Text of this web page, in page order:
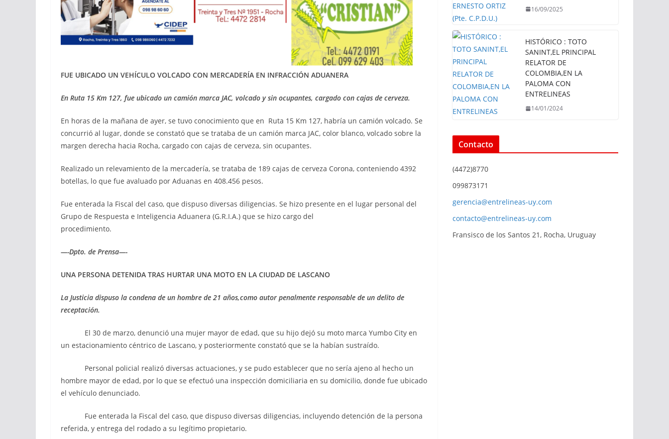
FUE UBICADO UN VEHÍCULO VOLCADO CON MERCADERÍA EN INFRACCIÓN ADUANERA
En Ruta 15 Km 127, fue ubicado un camión marca JAC, volcado y sin ocupantes, cargado con cajas de cerveza.
En horas de la mañana de ayer, se tuvo conocimiento que en Ruta 15 Km 127, habría un camión volcado. Se
concurrió al lugar, donde se constató que se trataba de un camión marca JAC, color blanco, volcado sobre la
margen derecha hacia Rocha, cargado con cajas de cerveza, sin ocupantes.
Realizado un relevamiento de la mercadería, se trataba de 189 cajas de cerveza Corona, conteniendo 4392
botellas, lo que fue avaluado por Aduanas en 408.456 pesos.
Fue enterada la Fiscal del caso, que dispuso diversas diligencias. Se hizo presente en el lugar personal del
Grupo de Respuesta e Inteligencia Aduanera (G.R.I.A.) que se hizo cargo del
procedimiento.
—-Dpto. de Prensa—-
UNA PERSONA DETENIDA TRAS HURTAR UNA MOTO EN LA CIUDAD DE LASCANO
La Justicia dispuso la condena de un hombre de 21 años,como autor penalmente responsable de un delito de
receptación.
El 30 de marzo, denunció una mujer mayor de edad, que su hijo dejó su moto marca Yumbo City en
un estacionamiento céntrico de Lascano, y posteriormente constató que se la habían sustraído.
Personal policial realizó diversas actuaciones, y se pudo establecer que no sería ajeno al hecho un
hombre mayor de edad, por lo que se efectuó una inspección domiciliaria en su domicilio, donde fue ubicado
el vehículo denunciado.
Fue enterada la Fiscal del caso, que dispuso diversas diligencias, incluyendo detención de la persona
referida, y entrega del rodado a su legítimo propietario.
16/09/2025
HISTÓRICO : TOTO
SANINT,EL PRINCIPAL
RELATOR DE
COLOMBIA,EN LA
PALOMA CON
ENTRELINEAS
14/01/2024
Contacto
(4472)8770
099873171
gerencia@entrelineas-uy.com
contacto@entrelineas-uy.com
Fransisco de los Santos 21, Rocha, Uruguay